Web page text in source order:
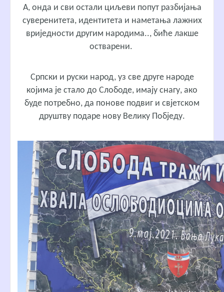
А, онда и сви остали циљеви попут разбијања
суверенитета, идентитета и наметања лажних
вриједности другим народима.., биће лакше
остварени.
Српски и руски народ, уз све друге народе
којима је стало до Слободе, имају снагу, ако
буде потребно, да понове подвиг и свјетском
друштву подаре нову Велику Побједу.